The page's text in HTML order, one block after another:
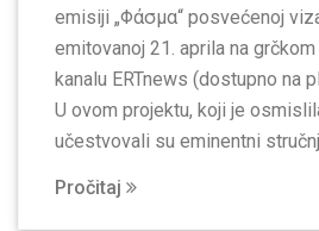
emisiji „Φάσμα“ posvećenoj
emitovanoj 21. aprila na
kanalu ERTnews (dostupno na
U ovom projektu, koji je
učestvovali su eminentni
Pročitaj